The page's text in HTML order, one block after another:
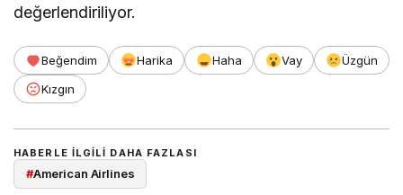
değerlendiriliyor.
Beğendim Harika Haha Vay
Üzgün
Kızgın
HABERLE ILGILI DAHA FAZLASI
#American Airlines